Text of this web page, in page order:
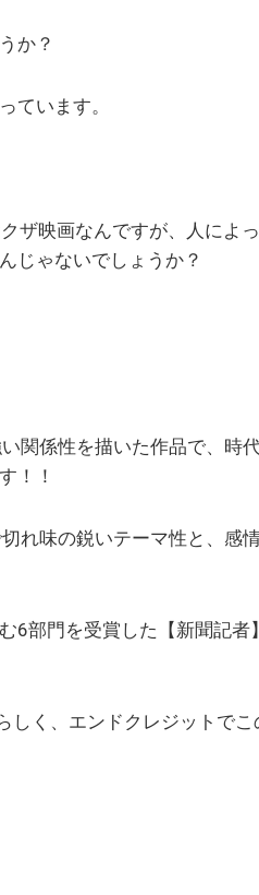
か？
ています。
ザ映画なんですが、人によ
じゃないでしょうか？
関係性を描いた作品で、時
！！
れ味の鋭いテーマ性と、感
6部門を受賞した【新聞記
く、エンドクレジットで